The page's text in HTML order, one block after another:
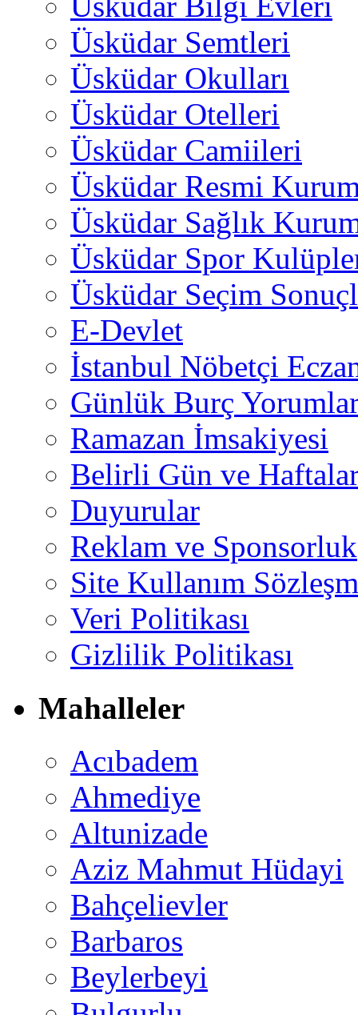
Üsküdar Semtleri
Üsküdar Okulları
Üsküdar Otelleri
Üsküdar Camiileri
Üsküdar Resmi
Üsküdar Sağlık
Üsküdar Spor
Üsküdar Seçim
E-Devlet
İstanbul Nöbetçi
Günlük Burç
Ramazan İmsakiyesi
Belirli Gün ve
Duyurular
Reklam ve Sponsorluk
Site Kullanım
Veri Politikası
Gizlilik Politikası
Mahalleler
Acıbadem
Ahmediye
Altunizade
Aziz Mahmut Hüdayi
Bahçelievler
Barbaros
Beylerbeyi